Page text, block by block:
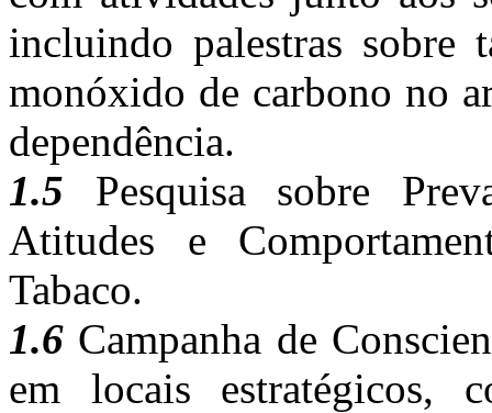
incluindo palestras sobre
monóxido de carbono no
dependência.
1.5 Pesquisa sobre
Atitudes e
Tabaco.
1.6 Campanha de
em locais estratégicos,